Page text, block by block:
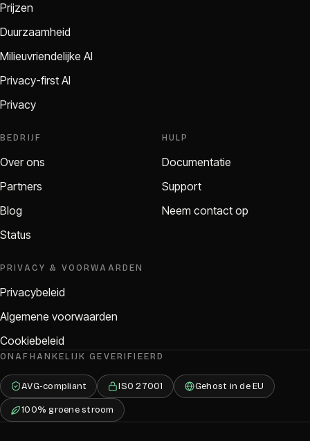
Prijzen
Duurzaamheid
Milieuvriendelijke AI
Privacy-first AI
Privacy
BEDRIJF
Over ons
Partners
Blog
Status
HULP
Documentatie
Support
Neem contact op
PRIVACY & VOORWAARDEN
Privacybeleid
Algemene voorwaarden
Cookiebeleid
ONAFHANKELIJK GEVERIFIEERD
AVG-compliant ISO 27001 Gehost in de EU
100% groene stroom